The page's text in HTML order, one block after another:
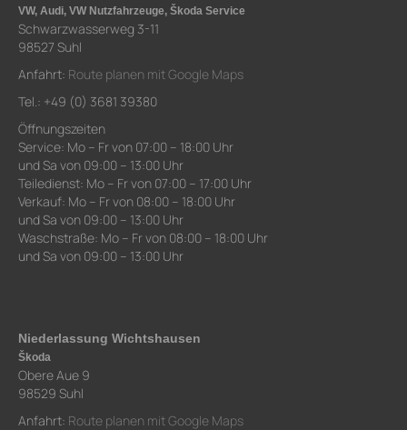
VW, Audi, VW Nutzfahrzeuge, Škoda Service
Schwarzwasserweg 3-11
98527 Suhl
Anfahrt: Route planen mit Google Maps
Tel.: +49 (0) 3681 39380
Öffnungszeiten
Service: Mo – Fr von 07:00 – 18:00 Uhr
und Sa von 09:00 – 13:00 Uhr
Teiledienst: Mo – Fr von 07:00 – 17:00 Uhr
Verkauf: Mo – Fr von 08:00 – 18:00 Uhr
und Sa von 09:00 – 13:00 Uhr
Waschstraße: Mo – Fr von 08:00 – 18:00 Uhr
und Sa von 09:00 – 13:00 Uhr
Niederlassung Wichtshausen
Škoda
Obere Aue 9
98529 Suhl
Anfahrt: Route planen mit Google Maps